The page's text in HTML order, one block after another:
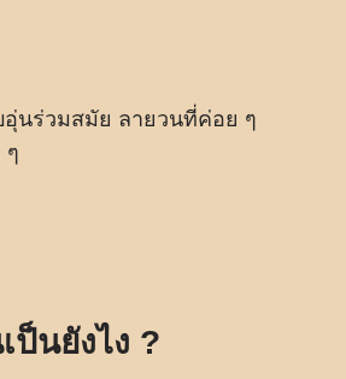
อุ่นร่วมสมัย ลายวนที่ค่อย ๆ
ๆ
นยังไง ?